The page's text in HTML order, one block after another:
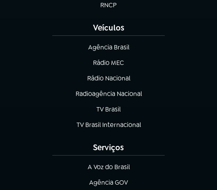
RNCP
(abre em nova aba)
Veículos
Agência Brasil
(abre em nova aba)
Rádio MEC
(abre em nova aba)
Rádio Nacional
Radioagência Nacional
(abre em nova aba)
TV Brasil
(abre em nova aba)
TV Brasil Internacional
(abre em nova aba)
Serviços
A Voz do Brasil
(abre em nova aba)
Agência GOV
(abre em nova aba)